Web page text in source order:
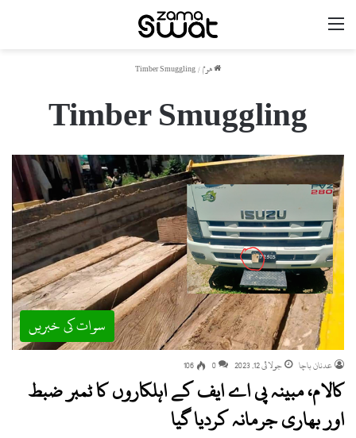
ھوم/
Timber Smuggling
Timber Smuggling
سوات کی خبریں
عدنان باچا جولائی 12, 2023 0
106
کالام، مبینہ پی اے ایف کے اہلکاروں کا ٹمبر ضبط
اور بھاری جرمانہ کردیا گیا